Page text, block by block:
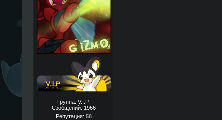
Группа: V.I.P.
Сообщений: 1966
Репутация: 58